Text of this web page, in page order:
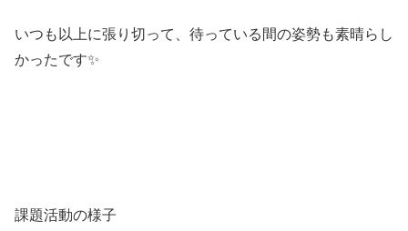
いつも以上に張り切って、待っている間の姿勢も素晴らし
かったです✨
課題活動の様子